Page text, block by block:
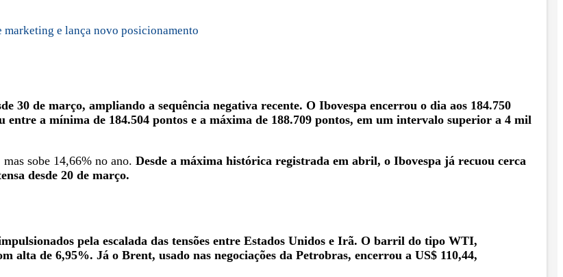
e lança novo posicionamento
30 de março, ampliando a sequência negativa recente. O Ibovespa encerrou o dia aos 184.750
entre a mínima de 184.504 pontos e a máxima de 188.709 pontos, em um intervalo superior a 4 mil
sobe 14,66% no ano. Desde a máxima histórica registrada em abril, o Ibovespa já recuou cerca
desde 20 de março.
pela escalada das tensões entre Estados Unidos e Irã. O barril do tipo WTI,
alta de 6,95%. Já o Brent, usado nas negociações da Petrobras, encerrou a US$ 110,44,